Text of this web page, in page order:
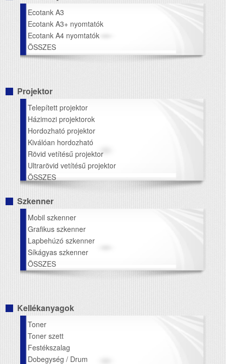
Ecotank A3
Ecotank A3+ nyomtatók
Ecotank A4 nyomtatók
ÖSSZES
Projektor
Telepített projektor
Házimozi projektorok
Hordozható projektor
Kiválóan hordozható
Rövid vetítésű projektor
Ultrarövid vetítésű projektor
ÖSSZES
Szkenner
Mobil szkenner
Grafikus szkenner
Lapbehúzó szkenner
Síkágyas szkenner
ÖSSZES
Kellékanyagok
Toner
Toner szett
Festékszalag
Dobegység / Drum